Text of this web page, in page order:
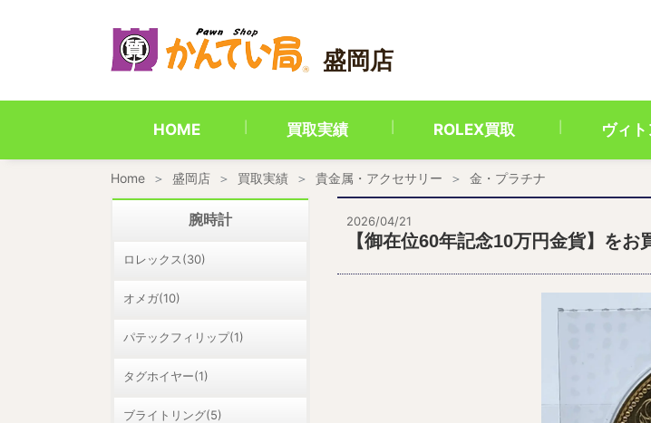
盛岡店
HOME 買取実績 ROLEX買取 ヴィ
Home 盛岡店 買取実績 貴金属・アクセサリー 金・プラチナ
2026/04/21
【御在位60年記念10万円金貨】をお
腕時計
ロレックス(30)
オメガ(10)
パテックフィリップ(1)
タグホイヤー(1)
ブライトリング(5)